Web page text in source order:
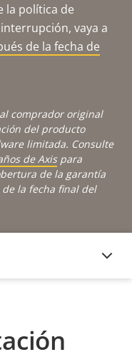
la política de
vaya a
de la fecha de
comprador original
del producto
limitada. Consulte
de Axispara
de la garantía
la fecha final del